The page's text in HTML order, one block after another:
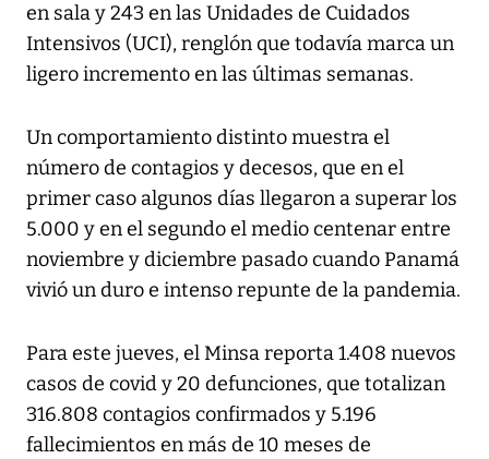
en sala y 243 en las Unidades de Cuidados
Intensivos (UCI), renglón que todavía marca un
ligero incremento en las últimas semanas.
Un comportamiento distinto muestra el
número de contagios y decesos, que en el
primer caso algunos días llegaron a superar los
5.000 y en el segundo el medio centenar entre
noviembre y diciembre pasado cuando Panamá
vivió un duro e intenso repunte de la pandemia.
Para este jueves, el Minsa reporta 1.408 nuevos
casos de covid y 20 defunciones, que totalizan
316.808 contagios confirmados y 5.196
fallecimientos en más de 10 meses de